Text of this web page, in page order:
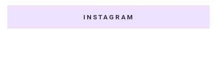
INSTAGRAM